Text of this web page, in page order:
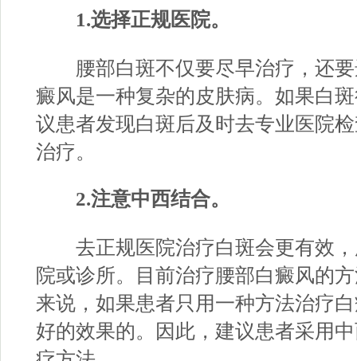
1.选择正规医院。
腰部白斑不仅要尽早治疗，还要
癜风是一种复杂的皮肤病。如果白
议患者发现白斑后及时去专业医院
治疗。
2.注意中西结合。
去正规医院治疗白斑会更有效，
院或诊所。目前治疗腰部白癜风的
来说，如果患者只用一种方法治疗
好的效果的。因此，建议患者采用